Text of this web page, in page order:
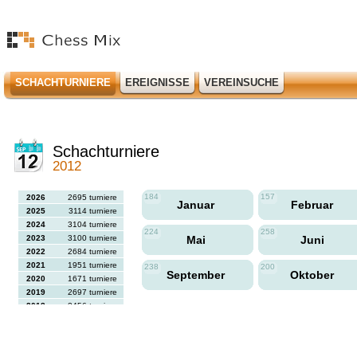
SCHACHTURNIERE EREIGNISSE VEREINSUCHE
Schachturniere
2012
2026
2695 turniere
2025
3114 turniere
2024
3104 turniere
2023
3100 turniere
2022
2684 turniere
2021
1951 turniere
2020
1671 turniere
2019
2697 turniere
2018
2456 turniere
184
Januar
157
Februar
224
Mai
258
Juni
238
September
200
Oktober